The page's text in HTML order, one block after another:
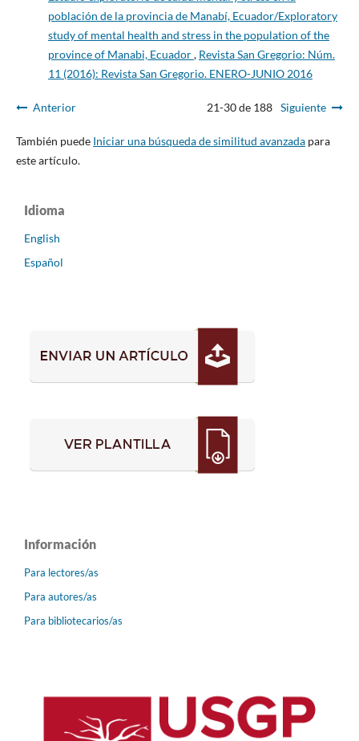
población de la provincia de Manabí, Ecuador/Exploratory
study of mental health and stress in the population of the
province of Manabi, Ecuador, Revista San Gregorio: Núm.
11 (2016): Revista San Gregorio. ENERO-JUNIO 2016
Anterior 21-30 de 188 Siguiente
También puede Iniciar una búsqueda de similitud avanzadapara
este artículo.
Idioma
English
Español
Información
Para lectores/as
Para autores/as
Para bibliotecarios/as